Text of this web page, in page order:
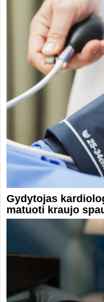
Gydytojas
matuoti kraujo